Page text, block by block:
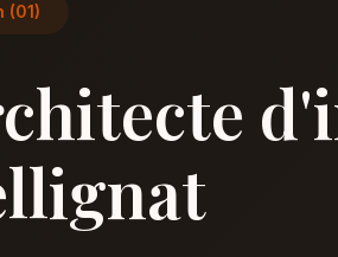
(01)